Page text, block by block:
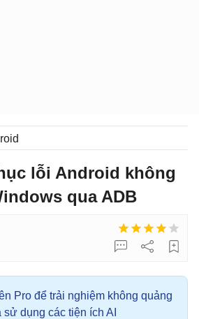
lỗi Android không
qua ADB
Pro để trải nghiệm không quảng
sử dụng các tiện ích AI